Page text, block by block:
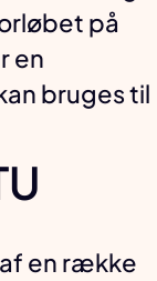
på
en
bruges til
en række